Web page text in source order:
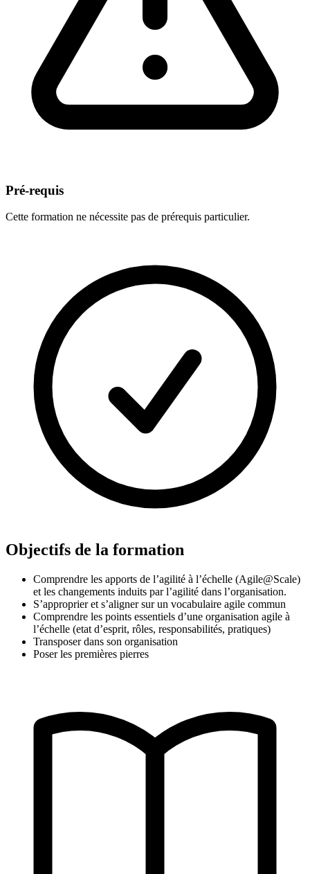
Pré-requis
Cette formation ne nécessite pas de prérequis particulier.
Objectifs de la formation
Comprendre les apports de l’agilité à l’échelle (Agile@Scale)
et les changements induits par l’agilité dans l’organisation.
S’approprier et s’aligner sur un vocabulaire agile commun
Comprendre les points essentiels d’une organisation agile à
l’échelle (etat d’esprit, rôles, responsabilités, pratiques)
Transposer dans son organisation
Poser les premières pierres